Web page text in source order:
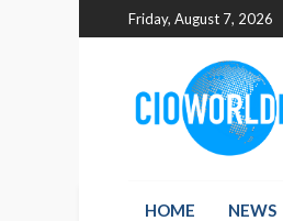
Friday, August 7, 2026
HOME NEWS